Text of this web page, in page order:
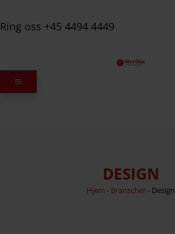
Ring oss +45 4494 4449
DESIGN
Hjem - Branscher- Design